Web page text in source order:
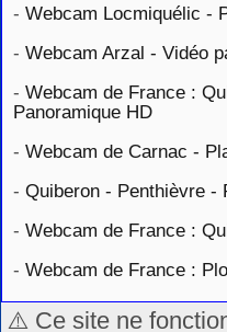
- Webcam Locmiquélic -
- Webcam Arzal - Vidéo
- Webcam de France :
Panoramique HD
- Webcam de Carnac -
- Quiberon - Penthièvre -
- Webcam de France :
- Webcam de France :
⚠️ Ce site ne